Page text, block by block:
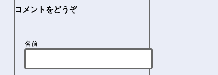
コメントをどうぞ
名前